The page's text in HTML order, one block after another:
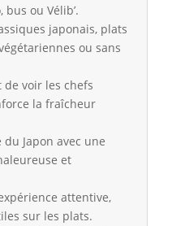
ou Vélib’.
japonais, plats
ou sans
voir les chefs
la fraîcheur
du Japon avec une
et
attentive,
sur les plats.